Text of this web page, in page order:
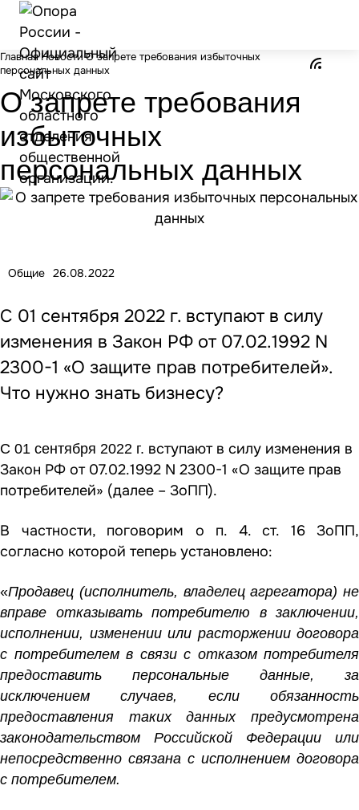
Главная Новости О запрете требования избыточных
персональных данных
О запрете требования
избыточных
персональных данных
Общие 26.08.2022
С 01 сентября 2022 г. вступают в силу
изменения в Закон РФ от 07.02.1992 N
2300-1 «О защите прав потребителей».
Что нужно знать бизнесу?
С 01 сентября 2022 г. вступают в силу изменения в
Закон РФ от 07.02.1992 N 2300-1 «О защите прав
потребителей» (далее – ЗоПП).
В частности, поговорим о п. 4. ст. 16 ЗоПП,
согласно которой теперь установлено:
«Продавец (исполнитель, владелец агрегатора) не
вправе отказывать потребителю в заключении,
исполнении, изменении или расторжении договора
с потребителем в связи с отказом потребителя
предоставить персональные данные, за
исключением случаев, если обязанность
предоставления таких данных предусмотрена
законодательством Российской Федерации или
непосредственно связана с исполнением договора
с потребителем.